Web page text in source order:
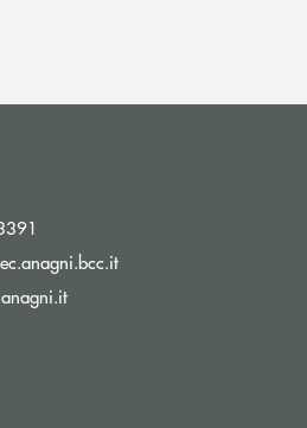
(si apre l’app di posta
(si apre l’app di posta